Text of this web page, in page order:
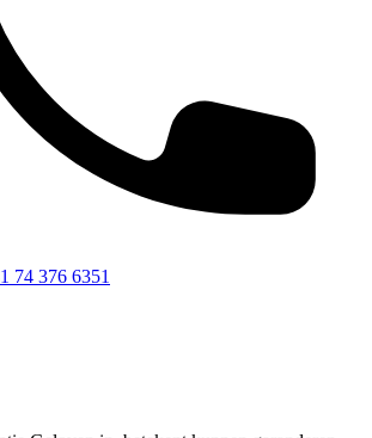
74 376 6351